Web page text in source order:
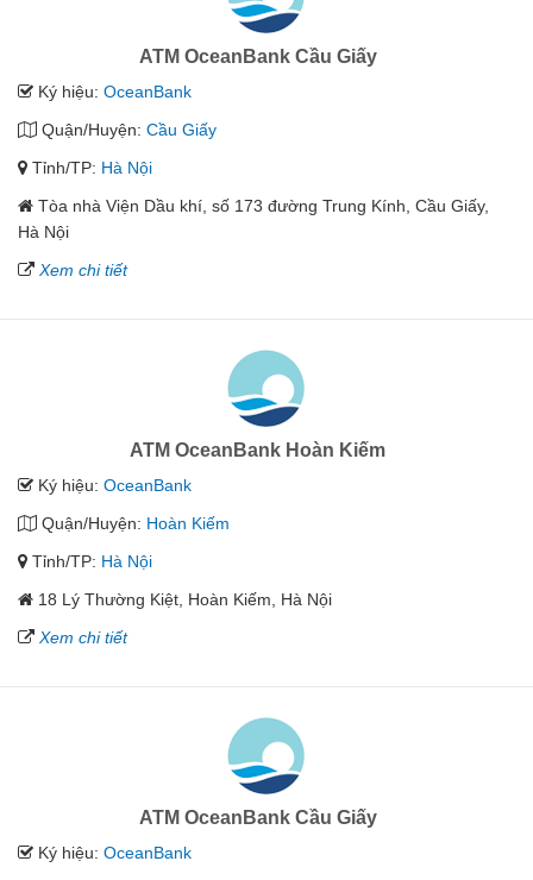
ATM OceanBank Cầu Giấy
Ký hiệu: OceanBank
Quận/Huyện: Cầu Giấy
Tỉnh/TP: Hà Nội
Tòa nhà Viện Dầu khí, số 173 đường Trung Kính, Cầu Giấy,
Hà Nội
Xem chi tiết
ATM OceanBank Hoàn Kiếm
Ký hiệu: OceanBank
Quận/Huyện: Hoàn Kiếm
Tỉnh/TP: Hà Nội
18 Lý Thường Kiệt, Hoàn Kiếm, Hà Nội
Xem chi tiết
ATM OceanBank Cầu Giấy
Ký hiệu: OceanBank